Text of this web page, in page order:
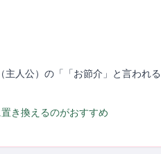
人公）の「「お節介」と言われる
き換えるのがおすすめ